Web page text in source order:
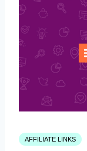
AFFILIATE LINKS